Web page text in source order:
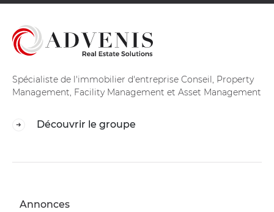
Spécialiste de l'immobilier d'entreprise Conseil, Property
Management, Facility Management et Asset Management
Découvrir le groupe
Annonces